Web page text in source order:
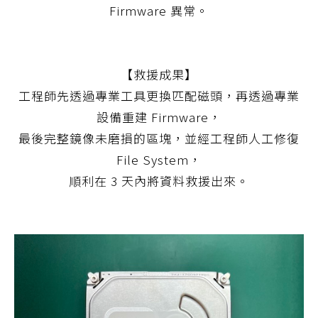
Firmware 異常。
【救援成果】
工程師先透過專業工具更換匹配磁頭，再透過專業
設備重建 Firmware，
最後完整鏡像未磨損的區塊，並經工程師人工修復
File System，
順利在 3 天內將資料救援出來。